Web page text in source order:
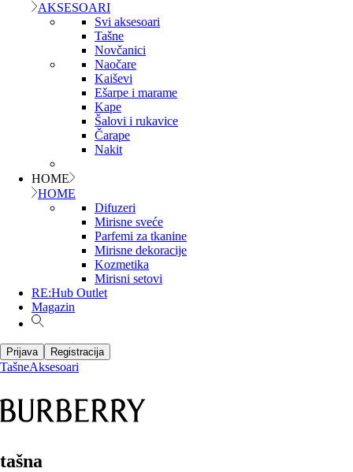
AKSESOARI
Svi aksesoari
Tašne
Novčanici
Naočare
Kaiševi
Ešarpe i marame
Kape
Šalovi i rukavice
Čarape
Nakit
HOME
HOME
Difuzeri
Mirisne sveće
Parfemi za tkanine
Mirisne dekoracije
Kozmetika
Mirisni setovi
RE:Hub Outlet
Magazin
Prijava Registracija
TašneAksesoari
tašna